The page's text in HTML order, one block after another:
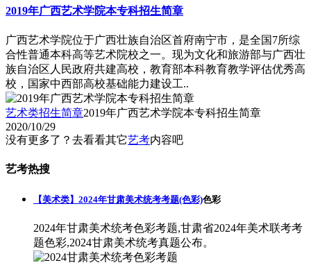
2019年广西艺术学院本专科招生简章
广西艺术学院位于广西壮族自治区首府南宁市，是全国7所综
合性普通本科高等艺术院校之一。现为文化和旅游部与广西壮
族自治区人民政府共建高校，教育部本科教育教学评估优秀高
校，国家中西部高校基础能力建设工..
艺术类招生简章2019年广西艺术学院本专科招生简章
2020/10/29
没有更多了？去看看其它艺考内容吧
艺考热搜
【美术类】2024年甘肃美术统考考题(色彩)色彩
2024年甘肃美术统考色彩考题,甘肃省2024年美术联考考
题色彩,2024甘肃美术统考真题公布。